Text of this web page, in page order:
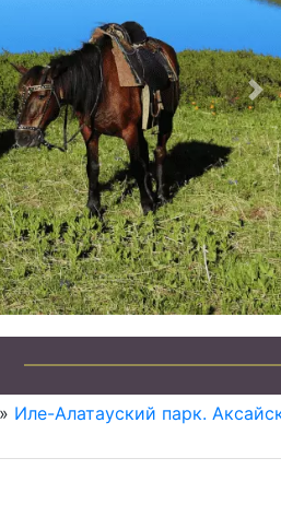
» Иле-Алатауский парк.